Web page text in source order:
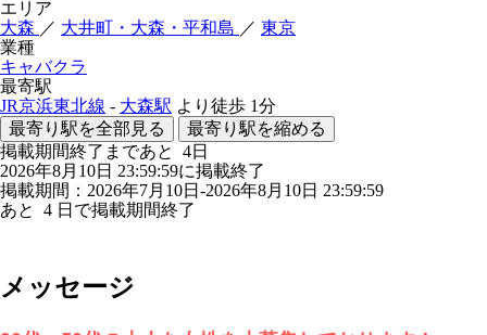
エリア
大森 ／ 大井町・大森・平和島 ／ 東京
業種
キャバクラ
最寄駅
JR京浜東北線 - 大森駅 より徒歩 1分
最寄り駅を全部見る
最寄り駅を縮める
掲載期間終了まであと 4日
2026年8月10日 23:59:59に掲載終了
掲載期間：2026年7月10日-2026年8月10日 23:59:59
あと 4 日で掲載期間終了
メッセージ